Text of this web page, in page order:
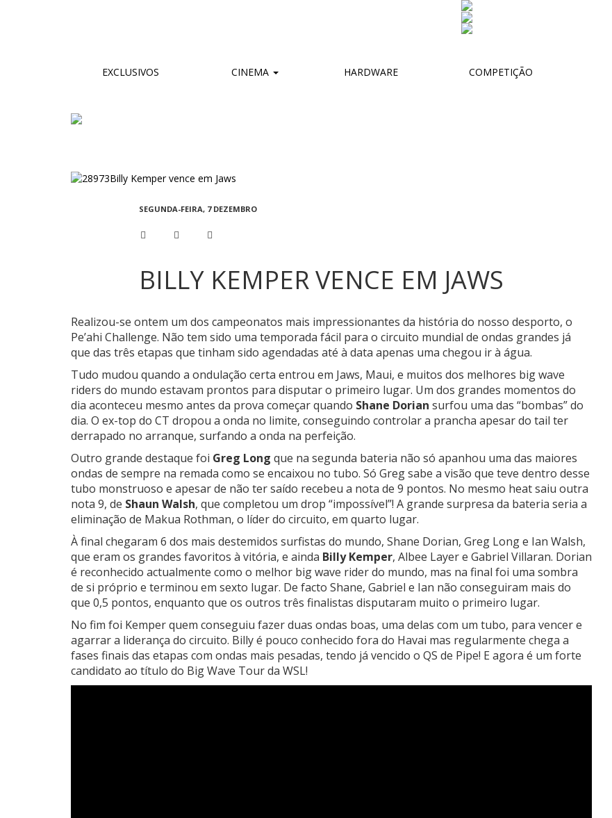
EXCLUSIVOS CINEMA HARDWARE COMPETIÇÃO
SEGUNDA-FEIRA, 7 DEZEMBRO
BILLY KEMPER VENCE EM JAWS
Realizou-se ontem um dos campeonatos mais impressionantes da história do nosso desporto, o
Pe’ahi Challenge. Não tem sido uma temporada fácil para o circuito mundial de ondas grandes já
que das três etapas que tinham sido agendadas até à data apenas uma chegou ir à água.
Tudo mudou quando a ondulação certa entrou em Jaws, Maui, e muitos dos melhores big wave
riders do mundo estavam prontos para disputar o primeiro lugar. Um dos grandes momentos do
dia aconteceu mesmo antes da prova começar quando Shane Dorian surfou uma das “bombas” do
dia. O ex-top do CT dropou a onda no limite, conseguindo controlar a prancha apesar do tail ter
derrapado no arranque, surfando a onda na perfeição.
Outro grande destaque foi Greg Long que na segunda bateria não só apanhou uma das maiores
ondas de sempre na remada como se encaixou no tubo. Só Greg sabe a visão que teve dentro desse
tubo monstruoso e apesar de não ter saído recebeu a nota de 9 pontos. No mesmo heat saiu outra
nota 9, de Shaun Walsh, que completou um drop “impossível”! A grande surpresa da bateria seria a
eliminação de Makua Rothman, o líder do circuito, em quarto lugar.
À final chegaram 6 dos mais destemidos surfistas do mundo, Shane Dorian, Greg Long e Ian Walsh,
que eram os grandes favoritos à vitória, e ainda Billy Kemper, Albee Layer e Gabriel Villaran. Dorian
é reconhecido actualmente como o melhor big wave rider do mundo, mas na final foi uma sombra
de si próprio e terminou em sexto lugar. De facto Shane, Gabriel e Ian não conseguiram mais do
que 0,5 pontos, enquanto que os outros três finalistas disputaram muito o primeiro lugar.
No fim foi Kemper quem conseguiu fazer duas ondas boas, uma delas com um tubo, para vencer e
agarrar a liderança do circuito. Billy é pouco conhecido fora do Havai mas regularmente chega a
fases finais das etapas com ondas mais pesadas, tendo já vencido o QS de Pipe! E agora é um forte
candidato ao título do Big Wave Tour da WSL!